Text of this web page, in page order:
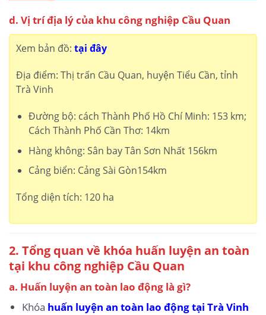
d. Vị trí địa lý của khu công nghiệp Cầu Quan
Xem bản đồ: tại đây
Địa điểm: Thị trấn Cầu Quan, huyện Tiểu Cần, tỉnh
Trà Vinh
Đường bộ: cách Thành Phố Hồ Chí Minh: 153 km;
Cách Thành Phố Cần Thơ: 14km
Hàng không: Sân bay Tân Sơn Nhất 156km
Cảng biển: Cảng Sài Gòn154km
Tổng diện tích: 120 ha
2. Tổng quan về khóa huấn luyện an toàn
tại khu công nghiệp Cầu Quan
a. Huấn luyện an toàn lao động là gì?
Khóa huấn luyện an toàn lao động tại Trà Vinh